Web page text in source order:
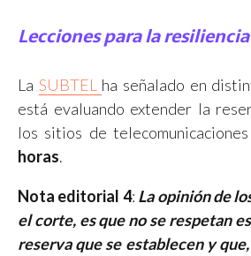
Lecciones para la
La SUBTEL ha señalado en
está evaluando extender la
los sitios de
horas.
Nota editorial 4: La opinión de
el corte, es que no se respetan
reserva que se establecen y